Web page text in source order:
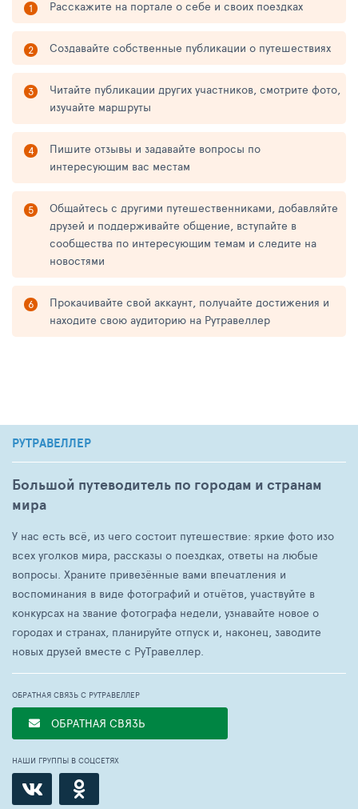
Расскажите на портале о себе и своих поездках
Создавайте собственные публикации о путешествиях
Читайте публикации других участников, смотрите фото,
изучайте маршруты
Пишите отзывы и задавайте вопросы по
интересующим вас местам
Общайтесь с другими путешественниками, добавляйте
друзей и поддерживайте общение, вступайте в
сообщества по интересующим темам и следите на
новостями
Прокачивайте свой аккаунт, получайте достижения и
находите свою аудиторию на Рутравеллер
РУТРАВЕЛЛЕР
Большой путеводитель по городам и странам
мира
У нас есть всё, из чего состоит путешествие: яркие фото изо
всех уголков мира, рассказы о поездках, ответы на любые
вопросы. Храните привезённые вами впечатления и
воспоминания в виде фотографий и отчётов, участвуйте в
конкурсах на звание фотографа недели, узнавайте новое о
городах и странах, планируйте отпуск и, наконец, заводите
новых друзей вместе с РуТравеллер.
ОБРАТНАЯ СВЯЗЬ С РУТРАВЕЛЛЕР
ОБРАТНАЯ СВЯЗЬ
НАШИ ГРУППЫ В СОЦСЕТЯХ